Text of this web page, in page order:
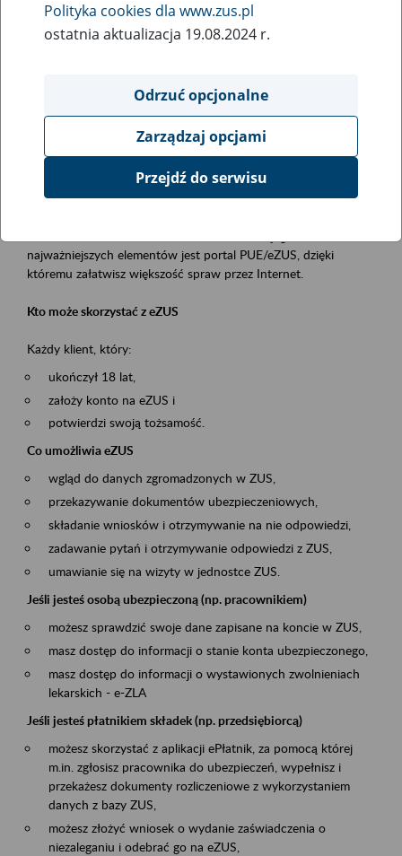
Rodzaj wydarzenia
Szkolenia
Obszar merytoryczny
obsługa klientów
Opis wydarzenia
Platforma Usług Elektronicznych ZUS eZUS
najważniejszych elementów jest portal PUE/eZUS, dzięki
któremu załatwisz większość spraw przez Internet.
Kto może skorzystać z eZUS
Każdy klient, który:
ukończył 18 lat,
założy konto na eZUS i
potwierdzi swoją tożsamość.
Co umożliwia eZUS
wgląd do danych zgromadzonych w ZUS,
przekazywanie dokumentów ubezpieczeniowych,
składanie wniosków i otrzymywanie na nie odpowiedzi,
zadawanie pytań i otrzymywanie odpowiedzi z ZUS,
umawianie się na wizyty w jednostce ZUS.
Jeśli jesteś osobą ubezpieczoną (np. pracownikiem)
możesz sprawdzić swoje dane zapisane na koncie w ZUS,
masz dostęp do informacji o stanie konta ubezpieczonego,
masz dostęp do informacji o wystawionych zwolnieniach
lekarskich - e-ZLA
Jeśli jesteś płatnikiem składek (np. przedsiębiorcą)
możesz skorzystać z aplikacji ePłatnik, za pomocą której
m.in. zgłosisz pracownika do ubezpieczeń, wypełnisz i
przekażesz dokumenty rozliczeniowe z wykorzystaniem
danych z bazy ZUS,
możesz złożyć wniosek o wydanie zaświadczenia o
niezaleganiu i odebrać go na eZUS,
Polityka cookies dla www.zus.pl
ostatnia aktualizacja 19.08.2024 r.
Odrzuć opcjonalne
Zarządzaj opcjami
Przejdź do serwisu